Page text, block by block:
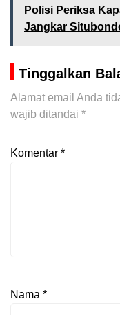
Polisi Periksa
Jangkar
Tinggalkan
Alamat email Anda
wajib ditandai *
Komentar *
Nama *